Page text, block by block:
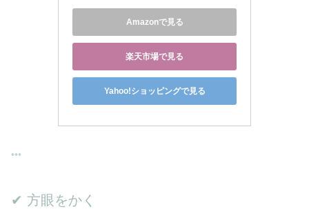
Amazonで見る
楽天市場で見る
Yahoo!ショッピングで見る
✔︎ 方眼をかく